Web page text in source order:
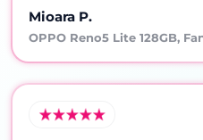
Mioara P.
OPPO Reno5 Lite 128GB,